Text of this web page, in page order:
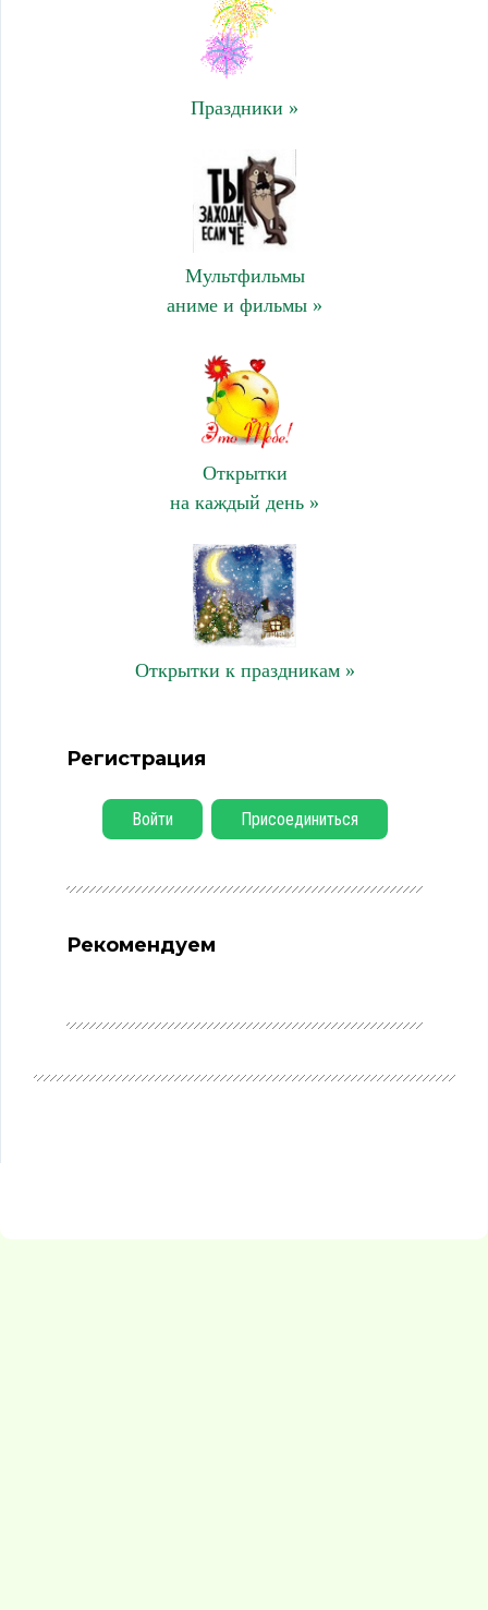
Праздники »
Мультфильмы
аниме и фильмы »
Открытки
на каждый день »
Открытки к праздникам »
Регистрация
Войти Присоединиться
Рекомендуем